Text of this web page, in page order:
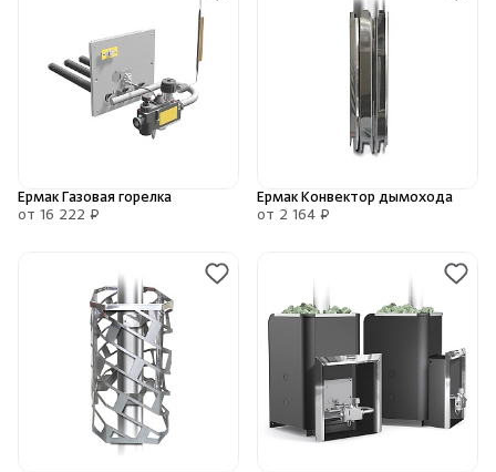
Ермак Газовая горелка
от 16 222 ₽
Ермак Конвектор дымохода
от 2 164 ₽